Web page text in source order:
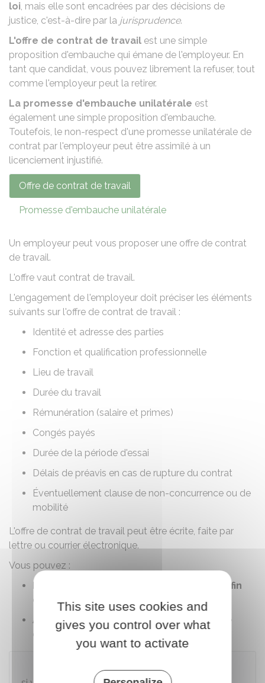
loi, mais elle sont encadrées par des décisions de
justice, c'est-à-dire par la jurisprudence.
L'offre de contrat de travail est une simple
proposition d'embauche qui émane de l'employeur. En
tant que candidat, vous pouvez librement la refuser, tout
comme l'employeur peut la retirer.
La promesse d'embauche unilatérale est
également une simple proposition d'embauche.
Toutefois, le non-respect d'une promesse unilatérale de
contrat par l'employeur peut être assimilé à un
licenciement injustifié.
Offre de contrat de travail
Promesse d'embauche unilatérale
Un employeur peut vous proposer une offre de contrat
de travail.
L'offre vaut contrat de travail.
L'engagement de l'employeur doit préciser les éléments
suivants sur l'offre de contrat de travail :
Identité et adresse des parties
Fonction et qualification professionnelle
Lieu de travail
Durée du travail
Rémunération (salaire et primes)
Congés payés
Durée de la période d'essai
Délais de préavis en cas de rupture du contrat
Éventuellement clause de non-concurrence ou de
mobilité
L'offre de contrat de travail peut être écrite, faite par
lettre ou courrier électronique.
Vous pouvez :
Refuser
avant la fin
du délai fixé par l'employeur
Accepter l'offre de contrat de travaildans le
délai fixé par l'employeur
This site uses cookies and
gives you control over what
you want to activate